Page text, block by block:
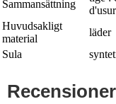
Sammansättning
Huvudsakligt
material
läder
Sula